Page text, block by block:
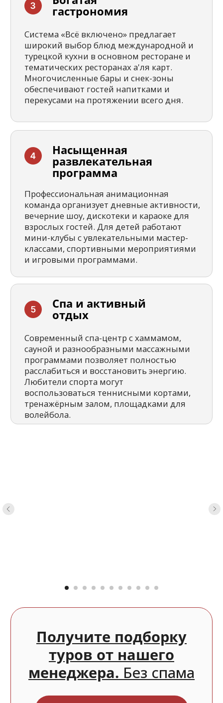
Получите подборку
туров от нашего
менеджера.Без спама
Получить подборку туров
У нас есть целыйотдел
для сопровождения
поездок наших туристов
Наш отдел сопровождения работает
Поддержка
7 дней в неделю
Наши специалисты на связи каждый день,
вопрос по туру и они ответят.
ни отпусков, ни командировок,